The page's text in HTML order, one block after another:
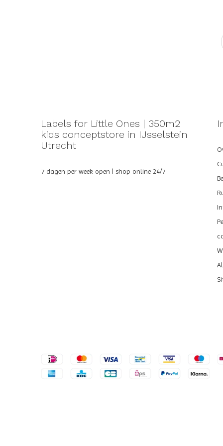
Labels for Little Ones | 350m2
kids conceptstore in IJsselstein
Utrecht
7 dagen per week open | shop online 24/7